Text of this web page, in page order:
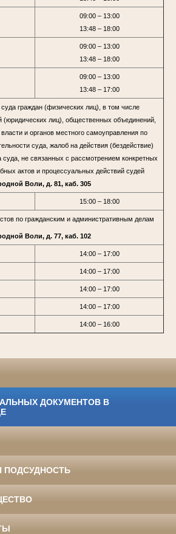
09:00 – 13:00
13:48 – 18:00
09:00 – 13:00
13:48 – 18:00
09:00 – 13:00
13:48 – 17:00
граждан (физических лиц), в том числе
(юридических лиц), общественных объединений,
и органов местного самоуправления по
суда, жалоб на действия (бездействие)
суда, не связанных с рассмотрением конкретных
актов и процессуальных действий судей
Воли, д. 81, каб. 305
15:00 – 18:00
по гражданским и административным делам
Воли, д. 77, каб. 102
14:00 – 17:00
14:00 – 17:00
14:00 – 17:00
14:00 – 17:00
14:00 – 16:00
ДОКУМЕНТОВ В
ПОДСУДНОСТЬ